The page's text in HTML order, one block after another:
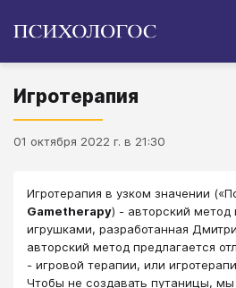
Игротерапия
01 октября 2022 г. в 21:30
Игротерапия в узком значении
Gametherapy) - авторский метод
игрушками, разработанная
авторский метод предлагается
- игровой терапии, или
Чтобы не создавать путаницы, мы